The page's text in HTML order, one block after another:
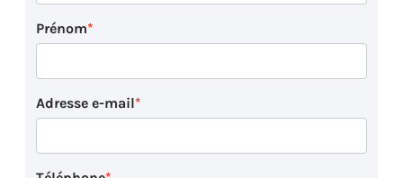
Prénom
Adresse e-mail